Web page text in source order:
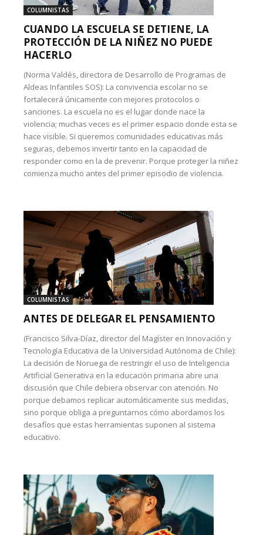
COLUMNISTAS
CUANDO LA ESCUELA SE DETIENE, LA
PROTECCIÓN DE LA NIÑEZ NO PUEDE
HACERLO
(Norma Valdés, directora de Desarrollo de Programas de
Aldeas Infantiles SOS): La convivencia escolar no se
fortalecerá únicamente con mejores protocolos o
sanciones. La escuela no es el lugar donde nace la
violencia; muchas veces es el primer espacio donde esta se
hace visible. Si queremos comunidades educativas más
seguras, debemos invertir tanto en la capacidad de
responder como en la de prevenir. Porque proteger la niñez
comienza mucho antes del primer episodio de violencia.
COLUMNISTAS
ANTES DE DELEGAR EL PENSAMIENTO
(Francisco Silva-Díaz, director del Magíster en Innovación y
Tecnología Educativa de la Universidad Autónoma de Chile):
La decisión de Noruega de restringir el uso de Inteligencia
Artificial Generativa en la educación primaria abre una
discusión que Chile debiera observar con atención. No
porque debamos replicar automáticamente sus medidas,
sino porque obliga a preguntarnos cómo abordamos los
desafíos que estas herramientas suponen al sistema
educativo.